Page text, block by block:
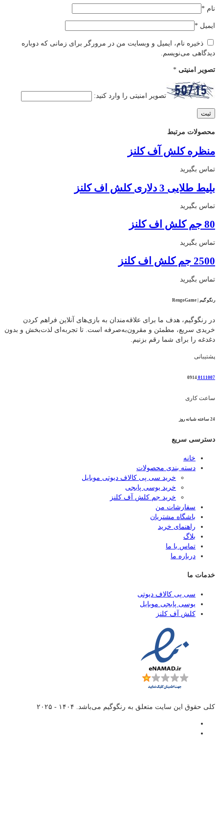
نام *
ایمیل *
ذخیره نام، ایمیل و وبسایت من در مرورگر برای زمانی که دوباره
دیدگاهی می‌نویسم.
تصویر امنیتی *
تصویر امنیتی را وارد کنید:
محصولات مرتبط
منظره کلش آف کلنز
تماس بگیرید
بلیط طلایی 3 دلاری کلش اف کلنز
تماس بگیرید
80 جم کلش اف کلنز
تماس بگیرید
2500 جم کلش اف کلنز
تماس بگیرید
رنگو گیم | RengoGame
در رنگوگیم، هدف ما برای علاقه‌مندان به بازی‌های آنلاین فراهم کردن
خریدی سریع، مطمئن و مقرون‌به‌صرفه است. تا تجربه‌ای لذت‌بخش و بدون
دغدغه را برای شما رقم بزنیم.
پشتیبانی
0111007
0914
ساعت کاری
24 ساعته شبانه روز
دسترسی سریع
خانه
دسته بندی محصولات
خرید سی پی کالاف دیوتی موبایل
خرید یوسی پابجی
خرید جم کلش آف کلنز
سفارشات من
باشگاه مشتریان
راهنمای خرید
بلاگ
تماس با ما
درباره ما
خدمات ما
سی پی کالاف دیوتی
یوسی پابجی موبایل
کلش آف کلنز
کلی حقوق این سایت متعلق به رنگوگیم می‌باشد. ۱۴۰۴ - ۲۰۲۵